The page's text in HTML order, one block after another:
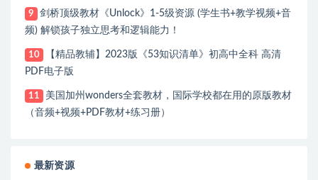
9
剑桥顶级教材《Unlock》1-5级资源 (学生书+教学视频+音
频) 解锁孩子独立思考和逻辑能力！
10
【精品教辅】2023版《53知识清单》初高中全科 高清
PDF电子版
11
美国加州wonders全套教材，国际学校都在用的原版教材
（音频+视频+PDF教材+练习册）
最新资源